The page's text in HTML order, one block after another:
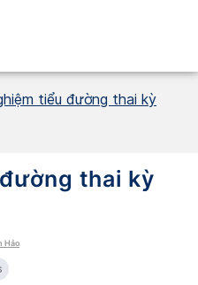
tiểu đường thai kỳ
thai kỳ
Hảo